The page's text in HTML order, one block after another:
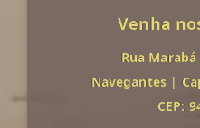
Venha
Rua
Navegantes |
CEP: